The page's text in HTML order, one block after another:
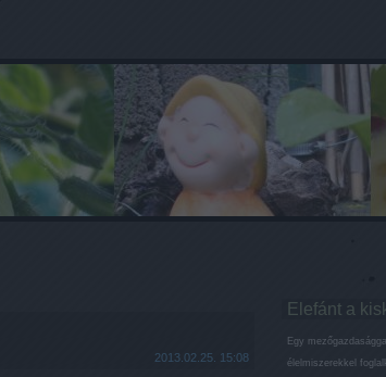
Elefánt a
Egy
élelmiszerekkel
2013.02.25. 15:08